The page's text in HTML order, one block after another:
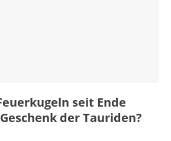
seit Ende
der Tauriden?